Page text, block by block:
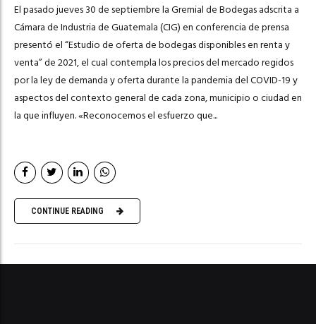
El pasado jueves 30 de septiembre la Gremial de Bodegas adscrita a
Cámara de Industria de Guatemala (CIG) en conferencia de prensa
presentó el “Estudio de oferta de bodegas disponibles en renta y
venta” de 2021, el cual contempla los precios del mercado regidos
por la ley de demanda y oferta durante la pandemia del COVID-19 y
aspectos del contexto general de cada zona, municipio o ciudad en
la que influyen. «Reconocemos el esfuerzo que...
CONTINUE READING